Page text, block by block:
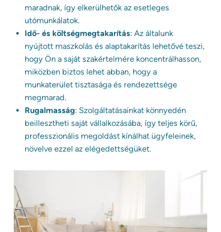
maradnak, így elkerülhetők az esetleges
utómunkálatok.
Idő- és költségmegtakarítás: Az általunk
nyújtott maszkolás és alaptakarítás lehetővé teszi,
hogy Ön a saját szakértelmére koncentrálhasson,
miközben biztos lehet abban, hogy a
munkaterület tisztasága és rendezettsége
megmarad.
Rugalmasság: Szolgáltatásainkat könnyedén
beillesztheti saját vállalkozásába, így teljes körű,
professzionális megoldást kínálhat ügyfeleinek,
növelve ezzel az elégedettségüket.